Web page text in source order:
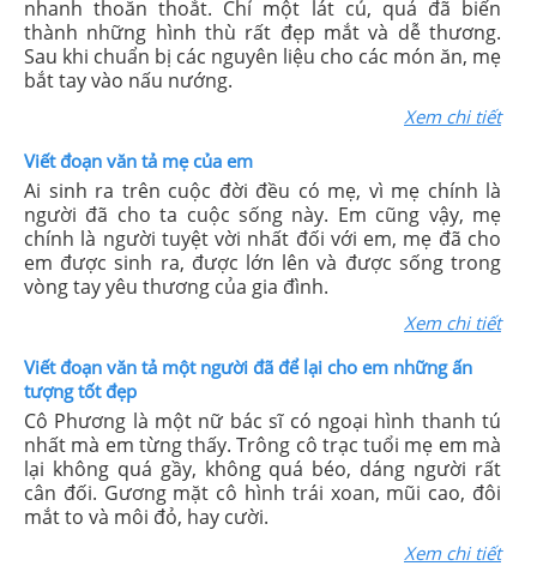
nhanh thoăn thoắt. Chỉ một lát củ, quả đã biến
thành những hình thù rất đẹp mắt và dễ thương.
Sau khi chuẩn bị các nguyên liệu cho các món ăn, mẹ
bắt tay vào nấu nướng.
Xem chi tiết
Viết đoạn văn tả mẹ của em
Ai sinh ra trên cuộc đời đều có mẹ, vì mẹ chính là
người đã cho ta cuộc sống này. Em cũng vậy, mẹ
chính là người tuyệt vời nhất đối với em, mẹ đã cho
em được sinh ra, được lớn lên và được sống trong
vòng tay yêu thương của gia đình.
Xem chi tiết
Viết đoạn văn tả một người đã để lại cho em những ấn
tượng tốt đẹp
Cô Phương là một nữ bác sĩ có ngoại hình thanh tú
nhất mà em từng thấy. Trông cô trạc tuổi mẹ em mà
lại không quá gầy, không quá béo, dáng người rất
cân đối. Gương mặt cô hình trái xoan, mũi cao, đôi
mắt to và môi đỏ, hay cười.
Xem chi tiết